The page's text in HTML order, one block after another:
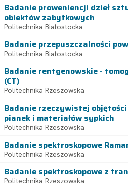
Badanie proweniencji dzieł
obiektów zabytkowych
Politechnika Białostocka
Badanie przepuszczalności
Politechnika Białostocka
Badanie rentgenowskie -
(CT)
Politechnika Rzeszowska
Badanie rzeczywistej
pianek i materiałów sypkich
Politechnika Rzeszowska
Badanie spektroskopowe
Politechnika Rzeszowska
Badanie spektroskopowe z
Politechnika Rzeszowska